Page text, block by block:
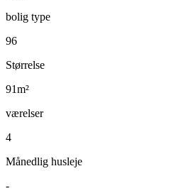
bolig type
96
Størrelse
91m²
værelser
4
Månedlig husleje
-